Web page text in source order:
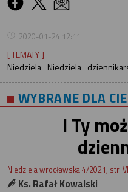
2020-01-24 12:11
[ TEMATY ]
Niedziela Niedziela
WYBRANE DLA
I Ty
Niedziela wrocławska 4/2021, str.
Ks. Rafał Kowalski